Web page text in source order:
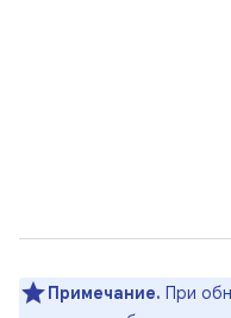
Примечание. При